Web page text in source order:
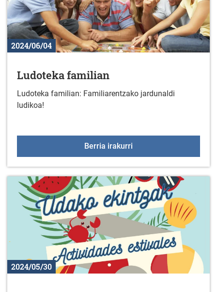
2024/06/04
Ludoteka familian
Ludoteka familian: Familiarentzako jardunaldi
ludikoa!
Berria irakurri
2024/05/30